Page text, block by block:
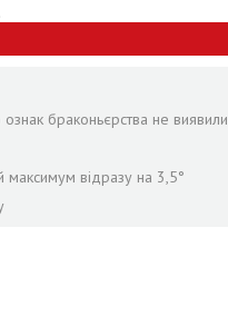
браконьєрства не виявили
максимум відразу на 3,5°